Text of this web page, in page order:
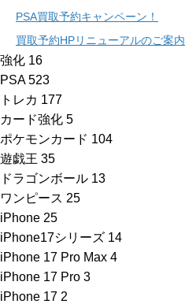
PSA買取予約キャンペーン！
買取予約HPリニューアルのご案内
強化 16
PSA 523
トレカ 177
カード強化 5
ポケモンカード 104
遊戯王 35
ドラゴンボール 13
ワンピース 25
iPhone 25
iPhone17シリーズ 14
iPhone 17 Pro Max 4
iPhone 17 Pro 3
iPhone 17 2